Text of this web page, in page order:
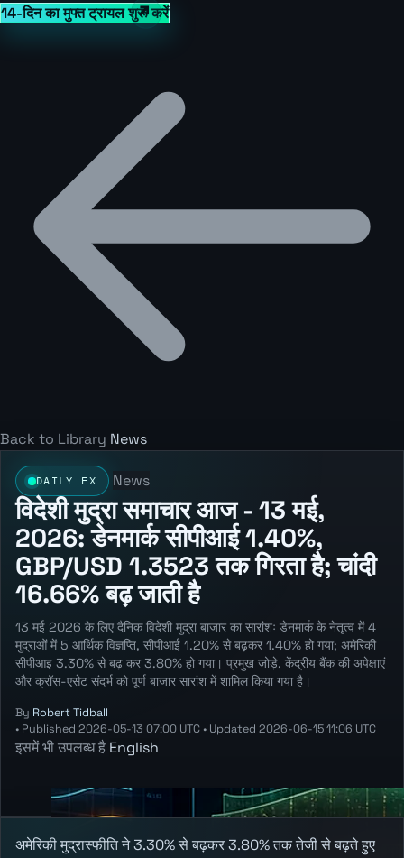
14-दिन का मुफ्त ट्रायल शुरू करें
Back to Library News
DAILY FX News
विदेशी मुद्रा समाचार आज - 13 मई,
2026: डेनमार्क सीपीआई 1.40%,
GBP/USD 1.3523 तक गिरता है; चांदी
16.66% बढ़ जाती है
13 मई 2026 के लिए दैनिक विदेशी मुद्रा बाजार का सारांशः डेनमार्क के नेतृत्व में 4
मुद्राओं में 5 आर्थिक विज्ञप्ति, सीपीआई 1.20% से बढ़कर 1.40% हो गया; अमेरिकी
सीपीआइ 3.30% से बढ़ कर 3.80% हो गया। प्रमुख जोड़े, केंद्रीय बैंक की अपेक्षाएं
और क्रॉस-एसेट संदर्भ को पूर्ण बाजार सारांश में शामिल किया गया है।
By Robert Tidball
• Published 2026-05-13 07:00 UTC • Updated 2026-06-15 11:06 UTC
इसमें भी उपलब्ध है English
अमेरिकी मुद्रास्फीति ने 3.30% से बढ़कर 3.80% तक तेजी से बढ़ते हुए